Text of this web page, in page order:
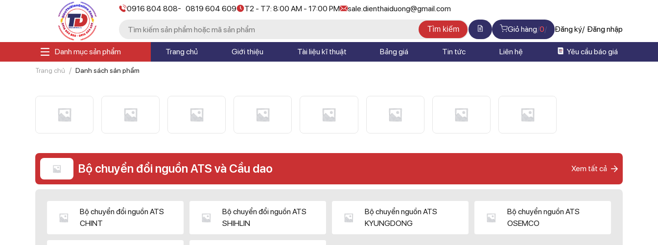
0916 804 808- 0819 604 609 T2 - T7: 8:00 AM - 17:00 PM sale.dienthaiduong@gmail.com
Tìm kiếm Giỏ hàng 0 Đăng ký Đăng nhập
Danh mục sản phẩm Trang chủ Giới thiệu Tài liệu kĩ thuật Bảng giá Tin tức Liên hệ Yêu cầu báo giá
Trang chủ Danh sách sản phẩm
Bộ chuyển đổi nguồn ATS và Cầu dao Xem tất cả
Bộ chuyển đổi nguồn ATS
CHINT
Bộ chuyển đổi nguồn ATS
SHIHLIN
Bộ chuyển nguồn ATS
KYUNGDONG
Bộ chuyển nguồn ATS
OSEMCO